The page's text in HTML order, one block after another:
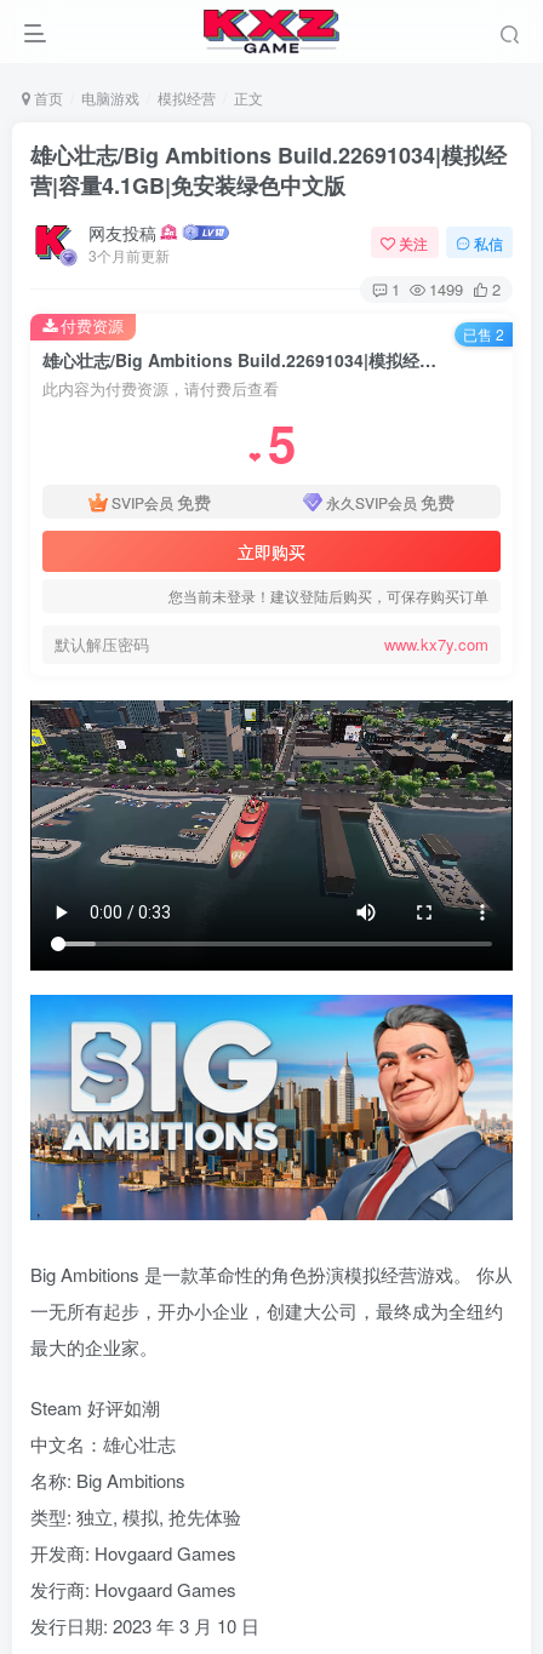
首页 电脑游戏 模拟经营 正文
雄心壮志/Big Ambitions Build.22691034|模拟经
营|容量4.1GB|免安装绿色中文版
网友投稿
3个月前更新
关注 私信
1 1499 2
雄心壮志/Big Ambitions Build.22691034|模拟经营|容量4.1GB|免安装绿色中文版
此内容为付费资源，请付费后查看
❤ 5
SVIP会员 免费 永久SVIP会员 免费
立即购买
您当前未登录！建议登陆后购买，可保存购买订单
默认解压密码 www.kx7y.com
付费资源 已售 2
Big Ambitions 是一款革命性的角色扮演模拟经营游戏。 你从
一无所有起步，开办小企业，创建大公司，最终成为全纽约
最大的企业家。
Steam 好评如潮
中文名：雄心壮志
名称: Big Ambitions
类型: 独立, 模拟, 抢先体验
开发商: Hovgaard Games
发行商: Hovgaard Games
发行日期: 2023 年 3 月 10 日